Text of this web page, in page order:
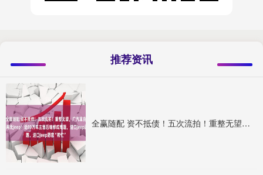
推荐资讯
全赢随配 资不抵债！五次流拍！重整无望，广汽菲克消亡，国产再无Jeep！近80万车主售后维修成难题，进口Jeep愿意“帮忙”